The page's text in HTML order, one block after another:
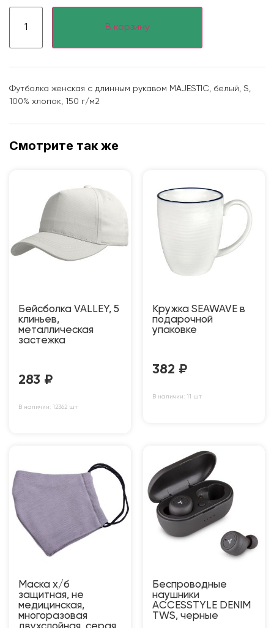
В корзину
Футболка женская с длинным рукавом MAJESTIC, белый, S,
100% хлопок, 150 г/м2
Смотрите так же
Бейсболка VALLEY, 5
клиньев,
металлическая
застежка
283 ₽
В наличии: 12362 шт
Кружка SEAWAVE в
подарочной
упаковке
382 ₽
В наличии: 11 шт
Маска х/б
защитная, не
медицинская,
многоразовая
Беспроводные
наушники
ACCESSTYLE DENIM
TWS, черные